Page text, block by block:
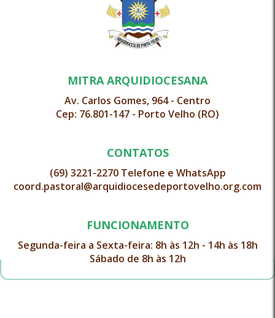
MITRA ARQUIDIOCESANA
Av. Carlos Gomes, 964 - Centro
Cep: 76.801-147 - Porto Velho (RO)
CONTATOS
(69) 3221-2270 Telefone e WhatsApp
coord.pastoral@arquidiocesedeportovelho.org.com
FUNCIONAMENTO
Segunda-feira a Sexta-feira: 8h às 12h - 14h às 18h
Sábado de 8h às 12h